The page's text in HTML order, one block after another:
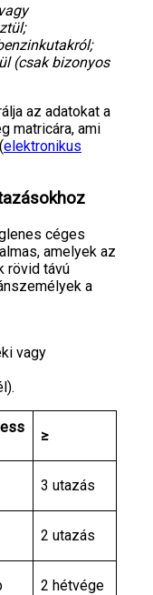
;
;
(csak bizonyos
az adatokat a
matricára, ami
elektronikus
céges
amelyek az
rövid távú
a
vagy
≥
3 utazás
2 utazás
2 hétvége